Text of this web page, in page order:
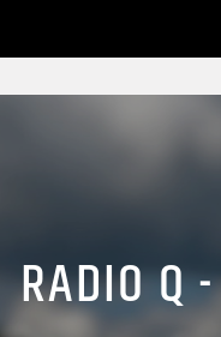
RADIO Q